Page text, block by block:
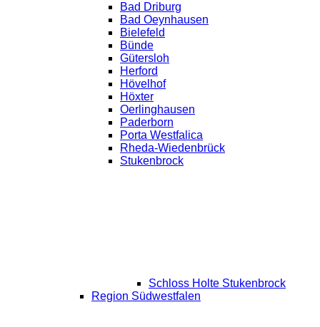
Bad Driburg
Bad Oeynhausen
Bielefeld
Bünde
Gütersloh
Herford
Hövelhof
Höxter
Oerlinghausen
Paderborn
Porta Westfalica
Rheda-Wiedenbrück
Stukenbrock
Schloss Holte Stukenbrock
Region Südwestfalen